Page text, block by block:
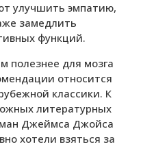
улучшить эмпатию,
замедлить
функций.
полезнее для мозга
относится
классики. К
литературных
Джеймса Джойса
хотели взяться за